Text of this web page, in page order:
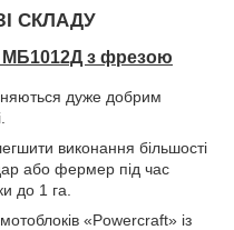
СКЛАДУ
МБ1012Д з фрезою
дуже добрим
виконання більшості
або фермер під час
до 1 га.
«Powercraft» із